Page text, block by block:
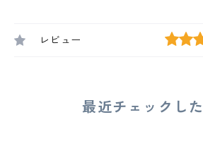
レビュー
最近チェックし